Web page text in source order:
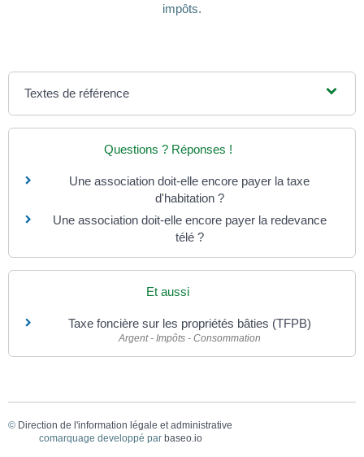
impôts.
Textes de référence
Questions ? Réponses !
Une association doit-elle encore payer la taxe
d'habitation ?
Une association doit-elle encore payer la redevance
télé ?
Et aussi
Taxe foncière sur les propriétés bâties (TFPB)
Argent - Impôts - Consommation
© Direction de l'information légale et administrative
comarquage developpé par baseo.io